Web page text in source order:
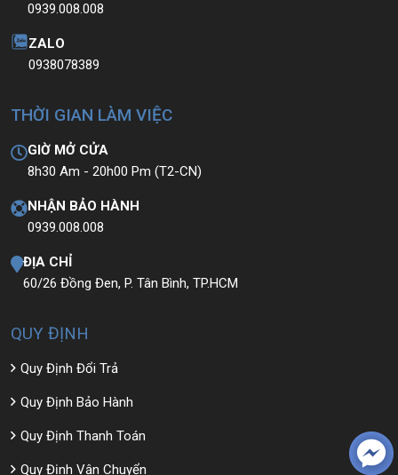
0939.008.008
ZALO
0938078389
THỜI GIAN LÀM VIỆC
GIỜ MỞ CỬA
8h30 Am - 20h00 Pm (T2-CN)
NHẬN BẢO HÀNH
0939.008.008
ĐỊA CHỈ
60/26 Đồng Đen, P. Tân Bình, TP.HCM
QUY ĐỊNH
Quy Định Đổi Trả
Quy Định Bảo Hành
Quy Định Thanh Toán
Quy Định Vận Chuyển